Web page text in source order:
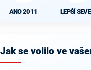
ANO 2011 LEPŠÍ
Jak se volilo ve